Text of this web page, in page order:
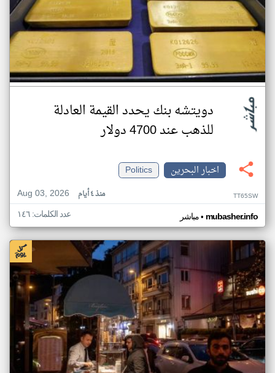
دويتشه بنك يحدد القيمة العادلة
للذهب عند 4700 دولار
اخبار البحرين
Politics
Aug 03, 2026
منذ ٤ أيام TT65SW
مباشر• mubasher.info عدد الكلمات: ١٤٦